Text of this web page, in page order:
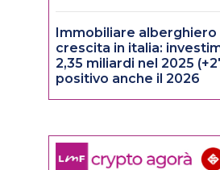
Immobiliare
crescita in italia:
2,35 miliardi nel 2025
positivo anche il 2026